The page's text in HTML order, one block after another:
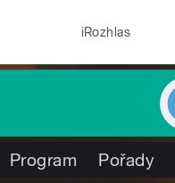
iRozhlas
Program Pořady